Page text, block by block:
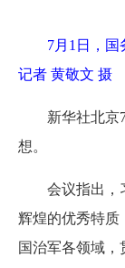
7月1日，
记者 黄敬文 摄
新华社北京
想。
会议指出，
辉煌的优秀特质
国治军各领域